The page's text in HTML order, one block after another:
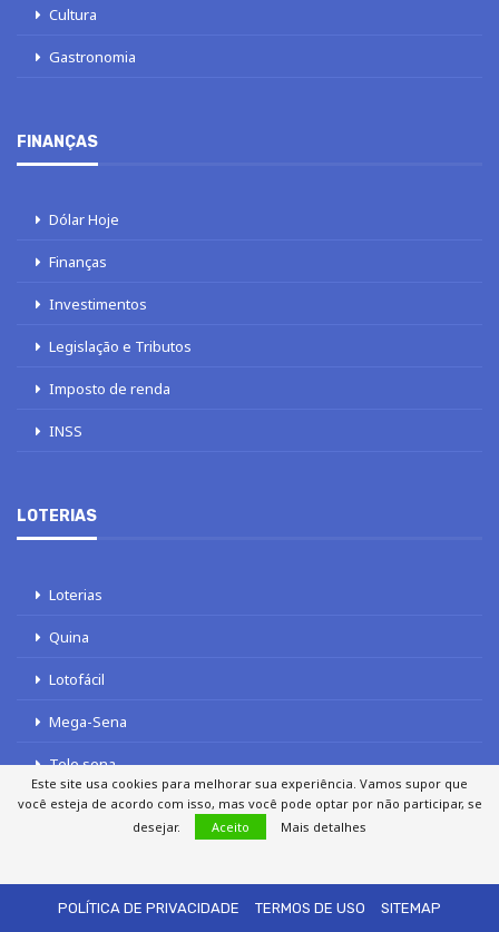
Cultura
Gastronomia
FINANÇAS
Dólar Hoje
Finanças
Investimentos
Legislação e Tributos
Imposto de renda
INSS
LOTERIAS
Loterias
Quina
Lotofácil
Mega-Sena
Tele sena
POLÍTICA DE PRIVACIDADE
TERMOS DE USO SITEMAP
Este site usa cookies para melhorar sua experiência. Vamos supor que
você esteja de acordo com isso, mas você pode optar por não participar, se
desejar.
Aceito Mais detalhes